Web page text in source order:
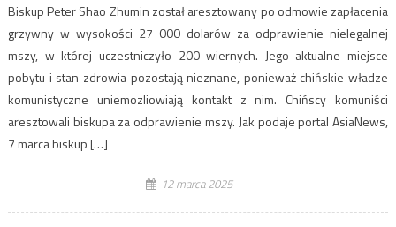
Biskup Peter Shao Zhumin został aresztowany po odmowie zapłacenia
grzywny w wysokości 27 000 dolarów za odprawienie nielegalnej
mszy, w której uczestniczyło 200 wiernych. Jego aktualne miejsce
pobytu i stan zdrowia pozostają nieznane, ponieważ chińskie władze
komunistyczne uniemozliowiają kontakt z nim. Chińscy komuniści
aresztowali biskupa za odprawienie mszy. Jak podaje portal AsiaNews,
7 marca biskup […]
12 marca 2025